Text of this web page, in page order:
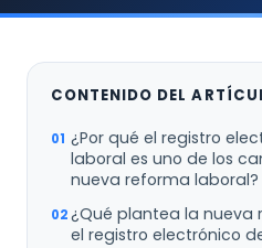
CONTENIDO DEL
¿Por qué el registro
laboral es uno de los
nueva reforma laboral?
¿Qué plantea la nueva
el registro electrónico